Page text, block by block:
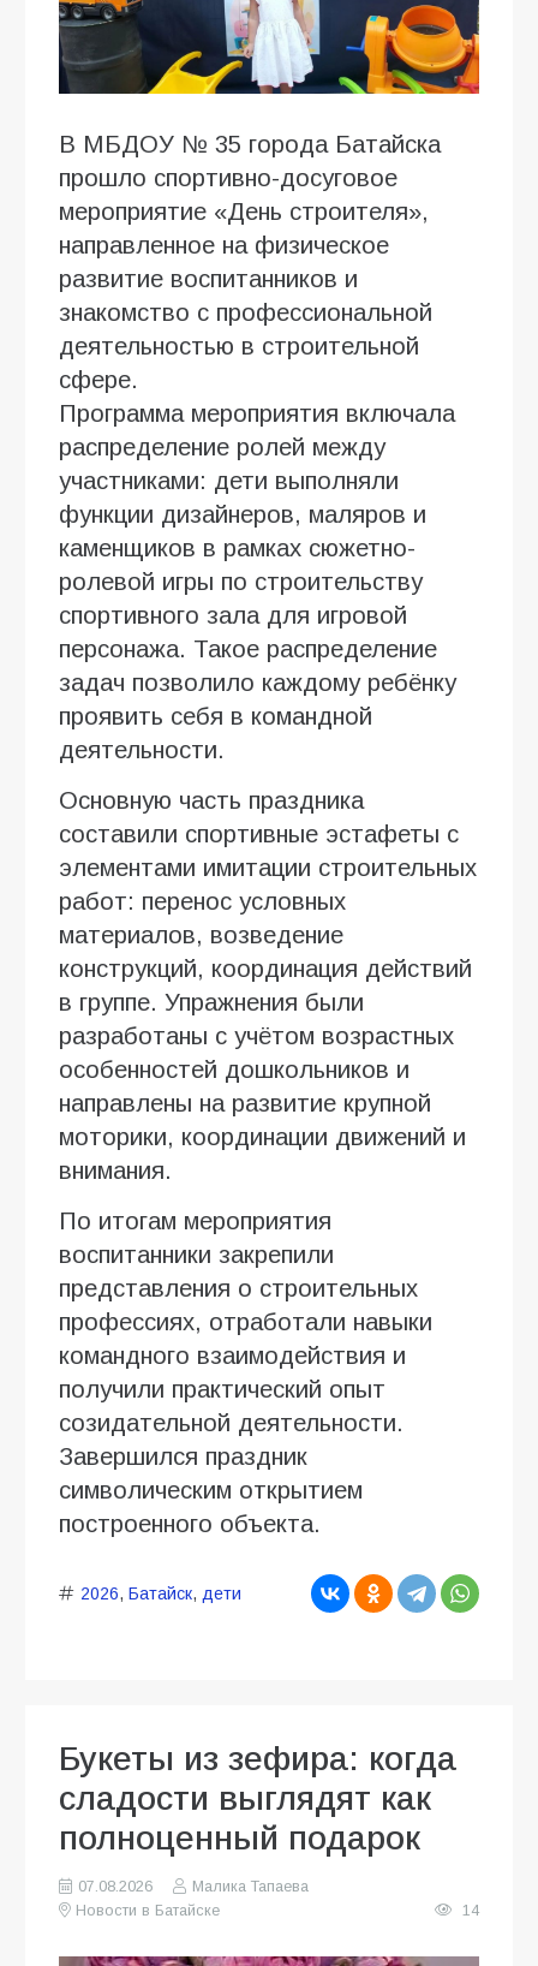
В МБДОУ № 35 города Батайска
прошло спортивно-досуговое
мероприятие «День строителя»,
направленное на физическое
развитие воспитанников и
знакомство с профессиональной
деятельностью в строительной
сфере.
Программа мероприятия включала
распределение ролей между
участниками: дети выполняли
функции дизайнеров, маляров и
каменщиков в рамках сюжетно-
ролевой игры по строительству
спортивного зала для игровой
персонажа. Такое распределение
задач позволило каждому ребёнку
проявить себя в командной
деятельности.
Основную часть праздника
составили спортивные эстафеты с
элементами имитации строительных
работ: перенос условных
материалов, возведение
конструкций, координация действий
в группе. Упражнения были
разработаны с учётом возрастных
особенностей дошкольников и
направлены на развитие крупной
моторики, координации движений и
внимания.
По итогам мероприятия
воспитанники закрепили
представления о строительных
профессиях, отработали навыки
командного взаимодействия и
получили практический опыт
созидательной деятельности.
Завершился праздник
символическим открытием
построенного объекта.
2026, Батайск, дети
Букеты из зефира: когда
сладости выглядят как
полноценный подарок
07.08.2026
Малика Тапаева
Новости в Батайске
14